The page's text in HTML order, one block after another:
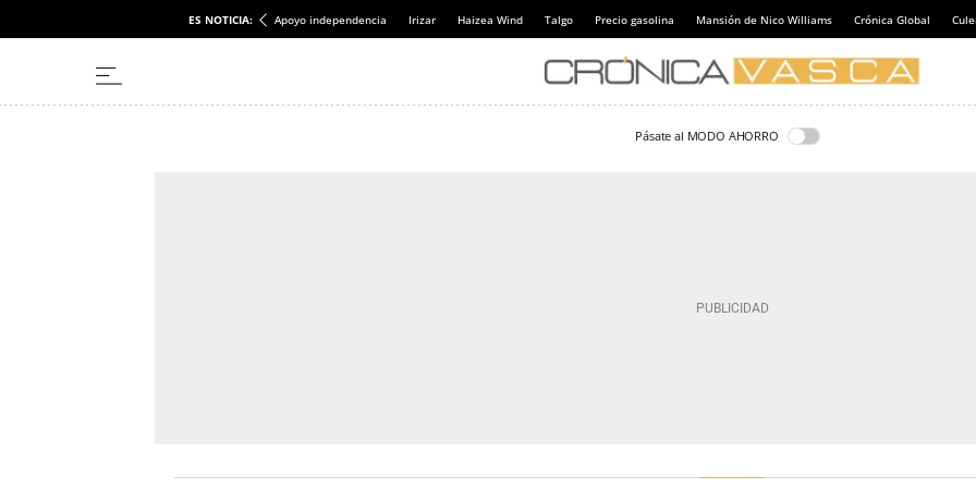
ES NOTICIA: Apoyo independencia Irizar Haizea Wind Talgo Precio gasolina Mansión de Nico Williams Crónica Global
Pásate al MODO AHORRO